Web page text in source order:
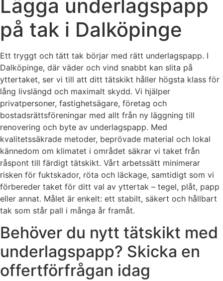
Lägga underlagspapp
på tak i Dalköpinge
Ett tryggt och tätt tak börjar med rätt underlagspapp. I
Dalköpinge, där väder och vind snabbt kan slita på
yttertaket, ser vi till att ditt tätskikt håller högsta klass för
lång livslängd och maximalt skydd. Vi hjälper
privatpersoner, fastighetsägare, företag och
bostadsrättsföreningar med allt från ny läggning till
renovering och byte av underlagspapp. Med
kvalitetssäkrade metoder, beprövade material och lokal
kännedom om klimatet i området säkrar vi taket från
råspont till färdigt tätskikt. Vårt arbetssätt minimerar
risken för fuktskador, röta och läckage, samtidigt som vi
förbereder taket för ditt val av yttertak – tegel, plåt, papp
eller annat. Målet är enkelt: ett stabilt, säkert och hållbart
tak som står pall i många år framåt.
Behöver du nytt tätskikt med
underlagspapp? Skicka en
offertförfrågan idag